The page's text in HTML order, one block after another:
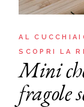
AL
SCOPRI LA
Mini
fragole